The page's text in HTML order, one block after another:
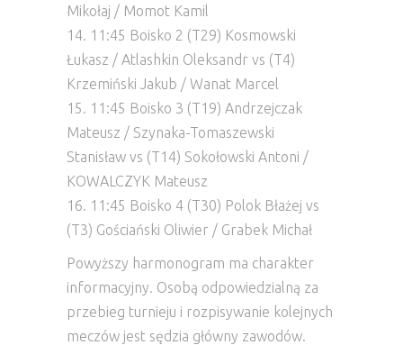
Mikołaj / Momot Kamil
14. 11:45 Boisko 2 (T29) Kosmowski
Łukasz / Atlashkin Oleksandr vs (T4)
Krzemiński Jakub / Wanat Marcel
15. 11:45 Boisko 3 (T19) Andrzejczak
Mateusz / Szynaka-Tomaszewski
Stanisław vs (T14) Sokołowski Antoni /
KOWALCZYK Mateusz
16. 11:45 Boisko 4 (T30) Polok Błażej vs
(T3) Gościański Oliwier / Grabek Michał
Powyższy harmonogram ma charakter
informacyjny. Osobą odpowiedzialną za
przebieg turnieju i rozpisywanie kolejnych
meczów jest sędzia główny zawodów.